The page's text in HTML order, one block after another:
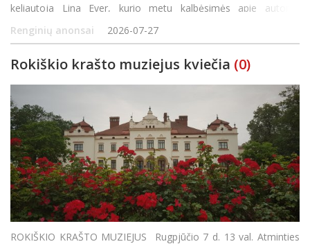
keliautoja Lina Ever, kurio metu kalbėsimės apie autorės
kūrybinį kelią, keliones ir naujausią romaną „Pakeleiviai“.
„Pakeleiviai“
Renginių anonsai 2026-07-27
Rokiškio krašto muziejus kviečia (0)
ROKIŠKIO KRAŠTO MUZIEJUS Rugpjūčio 7 d. 13 val. Atminties